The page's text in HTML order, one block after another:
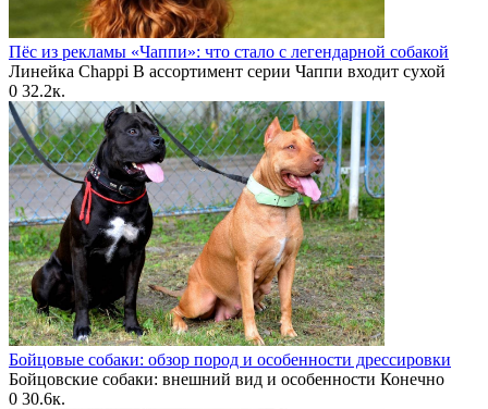
Пёс из рекламы «Чаппи»: что стало с легендарной собакой
Линейка Chappi В ассортимент серии Чаппи входит сухой
0 32.2к.
Бойцовые собаки: обзор пород и особенности дрессировки
Бойцовские собаки: внешний вид и особенности Конечно
0 30.6к.